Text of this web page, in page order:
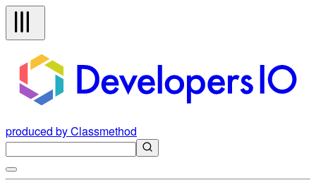
produced by Classmethod